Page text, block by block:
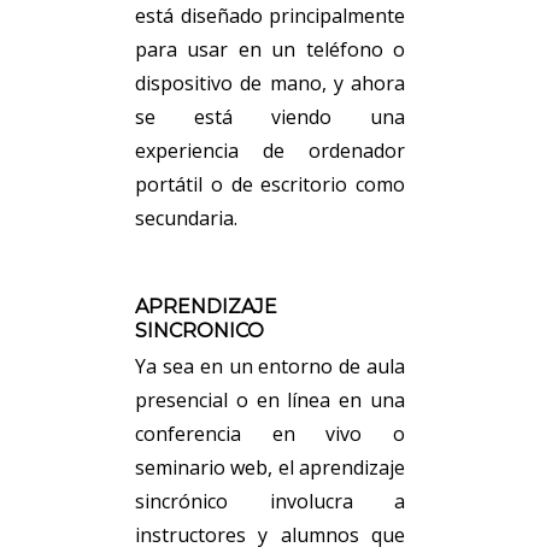
está diseñado principalmente
para usar en un teléfono o
dispositivo de mano, y ahora
se está viendo una
experiencia de ordenador
portátil o de escritorio como
secundaria.
APRENDIZAJE
SINCRONICO
Ya sea en un entorno de aula
presencial o en línea en una
conferencia en vivo o
seminario web, el aprendizaje
sincrónico involucra a
instructores y alumnos que